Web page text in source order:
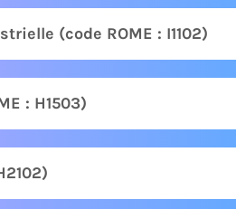
(code ROME : I1102)
: H1503)